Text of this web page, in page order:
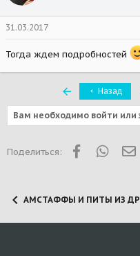
31.03.2017
Тогда ждем подробностей
ПервыйНазад
Вам необходимо войти или
Поделиться: Facebook
АМСТАФФЫ И ПИТЫ ИЗ